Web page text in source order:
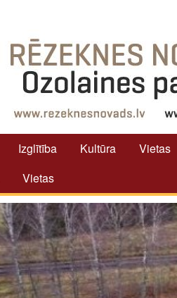
Izglītība Kultūra
Vietas
Vietas